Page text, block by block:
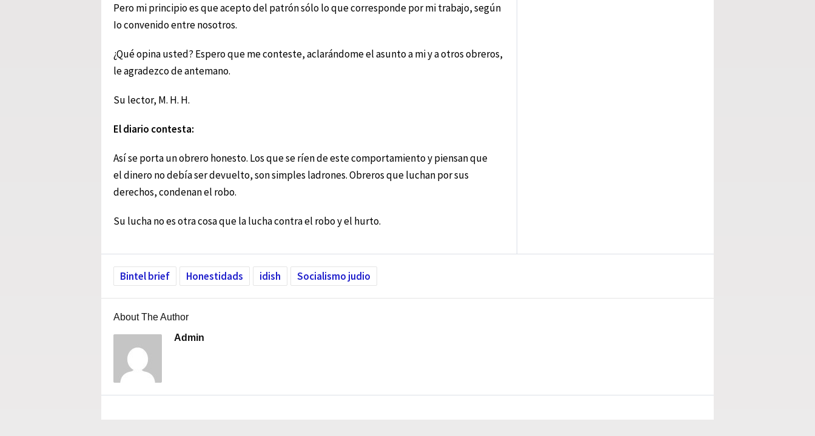
Pero mi principio es que acepto del patrón sólo lo que corresponde por mi trabajo, según
Io convenido entre nosotros.
¿Qué opina usted? Espero que me conteste, aclarándome el asunto a mi y a otros obreros,
le agradezco de antemano.
Su lector, M. H. H.
El diario contesta:
Así se porta un obrero honesto. Los que se ríen de este comportamiento y piensan que
el dinero no debía ser devuelto, son simples ladrones. Obreros que luchan por sus
derechos, condenan el robo.
Su lucha no es otra cosa que la lucha contra el robo y el hurto.
Bintel brief Honestidads idish Socialismo judio
About The Author
Admin